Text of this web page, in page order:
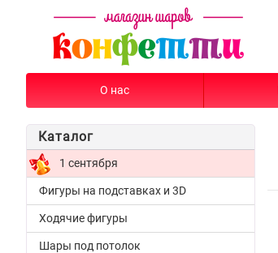
О нас
Каталог
1 сентября
Фигуры на подставках и 3D
Ходячие фигуры
Шары под потолок